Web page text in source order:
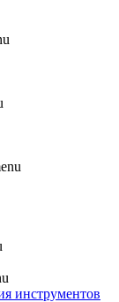
инструментов